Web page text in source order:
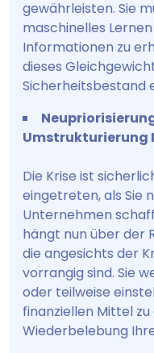
gewährleisten. Sie
maschinelles
Informationen zu
dieses
Sicherheitsbestand
Umstrukturierung
Die Krise ist
eingetreten, als Sie
Unternehmen
hängt nun über der
die angesichts der
vorrangig sind. Sie
oder teilweise
finanziellen Mittel
Wiederbelebung